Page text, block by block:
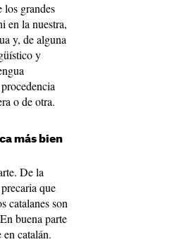
los grandes
en la nuestra,
y, de alguna
y
o de otra.
más bien
De la
que
catalanes son
buena parte
catalán.